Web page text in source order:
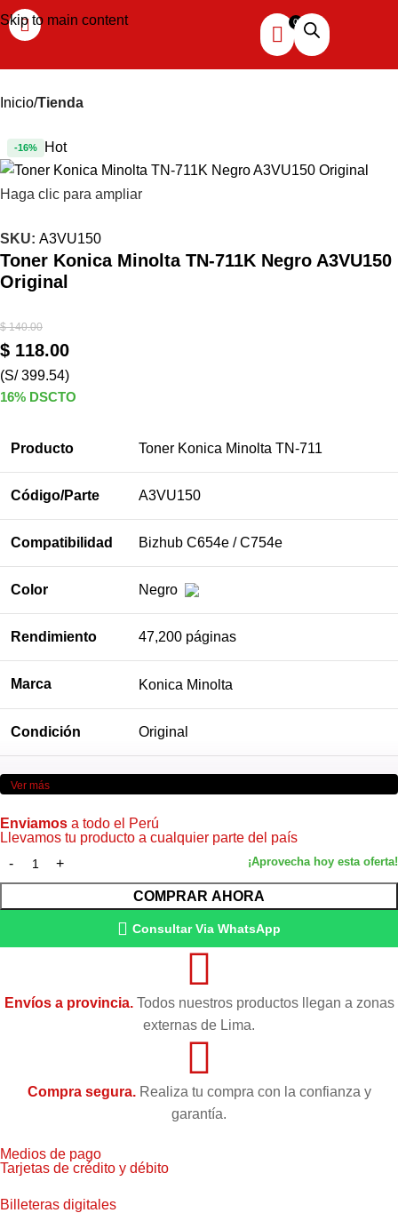
Skip to main content
Inicio Tienda
-16% Hot
Haga clic para ampliar
SKU: A3VU150
Toner Konica Minolta TN-711K Negro A3VU150
Original
$140.00
$ 118.00
(S/ 399.54)
16% DSCTO
Producto Toner Konica Minolta TN-711
Código/Parte A3VU150
Compatibilidad Bizhub C654e / C754e
Color Negro
Rendimiento 47,200 páginas
Marca Konica Minolta
Condición Original
Ver más
Enviamos a todo el Perú
Llevamos tu producto a cualquier parte del país
COMPRAR AHORA
Consultar Via WhatsApp
Envíos a provincia.Todos nuestros productos llegan a zonas
externas de Lima.
Compra segura.Realiza tu compra con la confianza y
garantía.
Medios de pago
Tarjetas de crédito y débito
Billeteras digitales